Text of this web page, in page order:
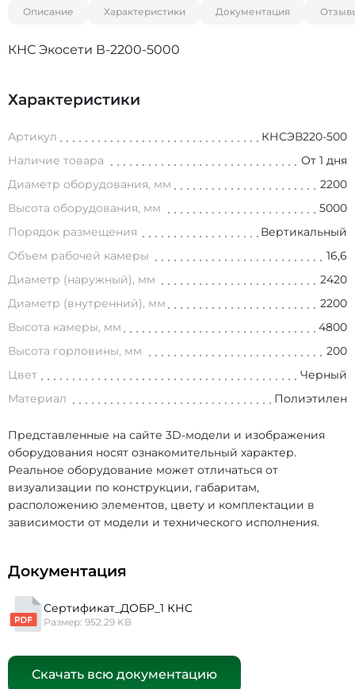
Описание Характеристики Документация
КНС Экосети В-2200-5000
Характеристики
Артикул
КНСЭВ220-500
Наличие товара
От 1 дня
Диаметр оборудования, мм
2200
Высота оборудования, мм
5000
Порядок размещения
Вертикальный
Объем рабочей камеры
16,6
Диаметр (наружный), мм
2420
Диаметр (внутренний), мм
2200
Высота камеры, мм
4800
Высота горловины, мм
200
Цвет
Черный
Материал
Полиэтилен
Представленные на сайте 3D-модели и изображения
оборудования носят ознакомительный характер.
Реальное оборудование может отличаться от
визуализации по конструкции, габаритам,
расположению элементов, цвету и комплектации в
зависимости от модели и технического исполнения.
Документация
Сертификат_ДОБР_1 КНС
Размер: 952.29 KB
Скачать всю документацию